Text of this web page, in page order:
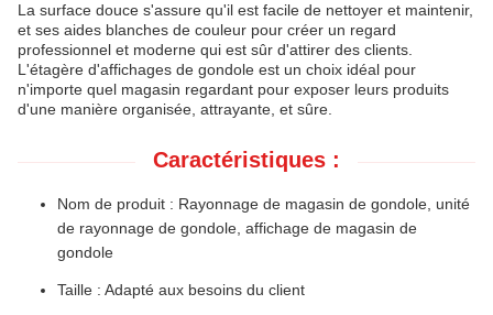
La surface douce s'assure qu'il est facile de nettoyer et maintenir,
et ses aides blanches de couleur pour créer un regard
professionnel et moderne qui est sûr d'attirer des clients.
L'étagère d'affichages de gondole est un choix idéal pour
n'importe quel magasin regardant pour exposer leurs produits
d'une manière organisée, attrayante, et sûre.
Caractéristiques :
Nom de produit : Rayonnage de magasin de gondole, unité
de rayonnage de gondole, affichage de magasin de
gondole
Taille : Adapté aux besoins du client